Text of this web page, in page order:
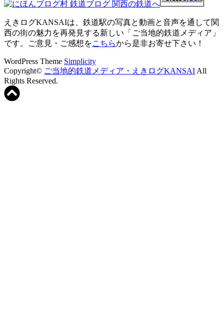
えきログKANSAIは、鉄道駅の写真と動画と音声を通して関
西の街の魅力を再発見する新しい「ご当地的鉄道メディア」
です。ご意見・ご感想をこちらから是非お寄せ下さい！
WordPress Theme Simplicity
Copyright© ご当地的鉄道メディア・えきログKANSAI All
Rights Reserved.